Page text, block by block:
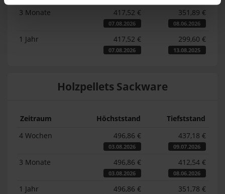
3 Monate 417,52 €
07.08.2026
351,89 €
08.06.2026
1 Jahr 417,52 €
07.08.2026
299,60 €
13.08.2025
Holzpellets Sackware
Zeitraum Höchststand
Tiefststand
4 Wochen
496,86 €
03.08.2026
437,18 €
09.07.2026
3 Monate 496,86 €
03.08.2026
412,54 €
08.06.2026
1 Jahr 496,86 € 351,78 €